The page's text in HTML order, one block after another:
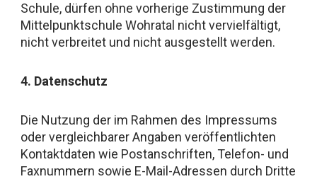
Schule, dürfen ohne vorherige Zustimmung der
Mittelpunktschule Wohratal nicht vervielfältigt,
nicht verbreitet und nicht ausgestellt werden.
4. Datenschutz
Die Nutzung der im Rahmen des Impressums
oder vergleichbarer Angaben veröffentlichten
Kontaktdaten wie Postanschriften, Telefon- und
Faxnummern sowie E-Mail-Adressen durch Dritte